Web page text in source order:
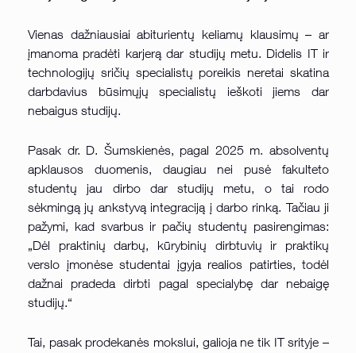
Vienas dažniausiai abiturientų keliamų klausimų – ar
įmanoma pradėti karjerą dar studijų metu. Didelis IT ir
technologijų sričių specialistų poreikis neretai skatina
darbdavius būsimųjų specialistų ieškoti jiems dar
nebaigus studijų.
Pasak dr. D. Šumskienės, pagal 2025 m. absolventų
apklausos duomenis, daugiau nei pusė fakulteto
studentų jau dirbo dar studijų metu, o tai rodo
sėkmingą jų ankstyvą integraciją į darbo rinką. Tačiau ji
pažymi, kad svarbus ir pačių studentų pasirengimas:
„Dėl praktinių darbų, kūrybinių dirbtuvių ir praktikų
verslo įmonėse studentai įgyja realios patirties, todėl
dažnai pradeda dirbti pagal specialybę dar nebaigę
studijų.“
Tai, pasak prodekanės mokslui, galioja ne tik IT srityje –